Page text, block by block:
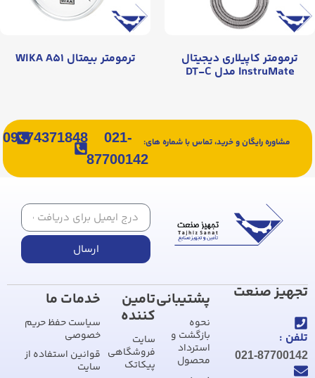
ترمومتر کاپیلاری دیجیتال
InstruMate مدل DT-C
ترمومتر بیمتال WIKA A۵۱
مشاوره رایگان و خرید، تماس با شماره های:
021-
87700142
09374371848
ارسال
تجهیز صنعت
تلفن :
021-87700142
پشتیبانی
نحوه
بازگشت و
استرداد
محصول
تامین
کننده
سایت
فروشگاهی
پیکاتک
خدمات ما
سیاست حفظ حریم
خصوصی
قوانین استفاده از
سایت